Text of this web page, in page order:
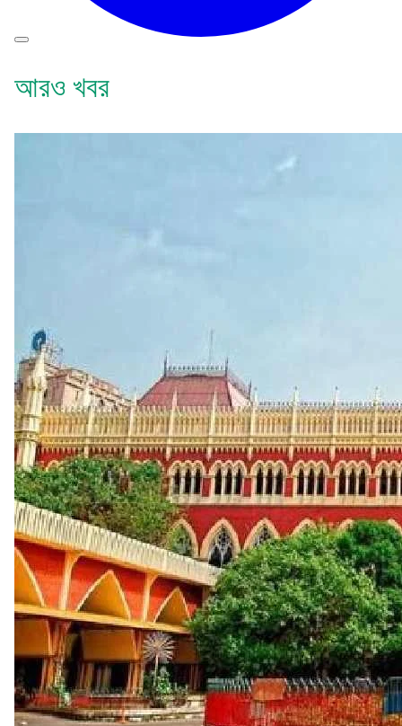
আরও খবর